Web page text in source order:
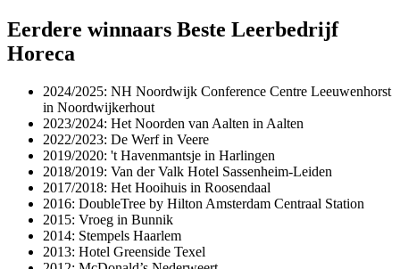
Eerdere winnaars Beste Leerbedrijf
Horeca
2024/2025: NH Noordwijk Conference Centre Leeuwenhorst
in Noordwijkerhout
2023/2024: Het Noorden van Aalten in Aalten
2022/2023: De Werf in Veere
2019/2020: 't Havenmantsje in Harlingen
2018/2019: Van der Valk Hotel Sassenheim-Leiden
2017/2018: Het Hooihuis in Roosendaal
2016: DoubleTree by Hilton Amsterdam Centraal Station
2015: Vroeg in Bunnik
2014: Stempels Haarlem
2013: Hotel Greenside Texel